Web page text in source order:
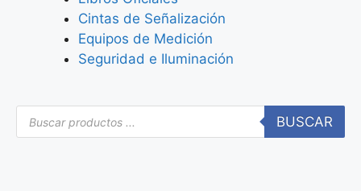
Cintas de Señalización
Equipos de Medición
Seguridad e Iluminación
BUSCAR